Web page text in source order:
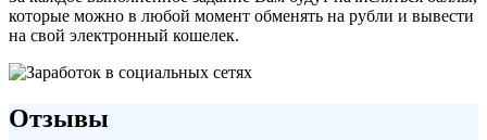
которые можно в любой момент обменять на рубли и вывести
на свой электронный кошелек.
Отзывы